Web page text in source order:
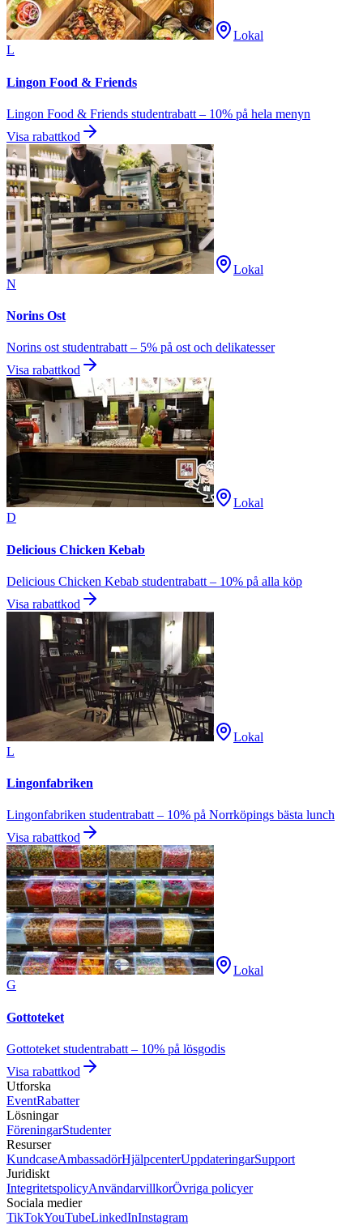
Lokal
L
Lingon Food & Friends
Lingon Food & Friends studentrabatt – 10% på hela menyn
Visa rabattkod
Lokal
N
Norins Ost
Norins ost studentrabatt – 5% på ost och delikatesser
Visa rabattkod
Lokal
D
Delicious Chicken Kebab
Delicious Chicken Kebab studentrabatt – 10% på alla köp
Visa rabattkod
Lokal
L
Lingonfabriken
Lingonfabriken studentrabatt – 10% på Norrköpings bästa lunch
Visa rabattkod
Lokal
G
Gottoteket
Gottoteket studentrabatt – 10% på lösgodis
Visa rabattkod
Utforska
EventRabatter
Lösningar
FöreningarStudenter
Resurser
KundcaseAmbassadörHjälpcenterUppdateringarSupport
Juridiskt
IntegritetspolicyAnvändarvillkorÖvriga policyer
Sociala medier
TikTokYouTubeLinkedInInstagram